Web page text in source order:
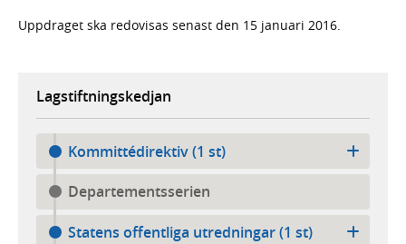
Uppdraget ska redovisas senast den 15 januari 2016.
Lagstiftningskedjan
Kommittédirektiv (1 st)
Departementsserien
Statens offentliga utredningar (1 st)